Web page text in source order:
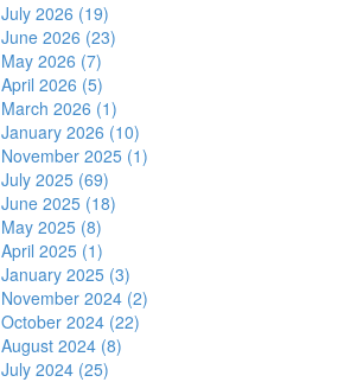
July 2026 (19)
June 2026 (23)
May 2026 (7)
April 2026 (5)
March 2026 (1)
January 2026 (10)
November 2025 (1)
July 2025 (69)
June 2025 (18)
May 2025 (8)
April 2025 (1)
January 2025 (3)
November 2024 (2)
October 2024 (22)
August 2024 (8)
July 2024 (25)